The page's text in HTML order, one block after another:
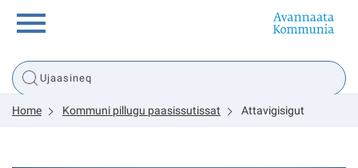
Innuttaasunut
Home Kommuni pillugu paasissutissat Attavigisigut